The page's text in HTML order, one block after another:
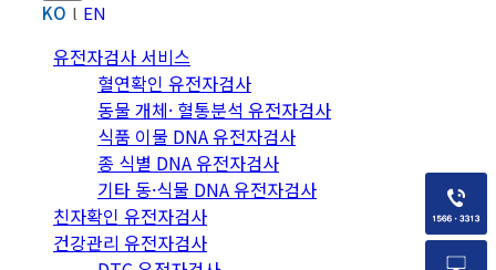
KO EN
유전자검사 서비스
혈연확인 유전자검사
동물 개체· 혈통분석 유전자검사
식품 이물 DNA 유전자검사
종 식별 DNA 유전자검사
기타 동·식물 DNA 유전자검사
친자확인 유전자검사
건강관리 유전자검사